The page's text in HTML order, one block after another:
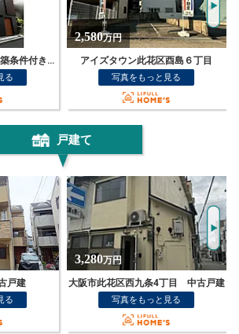
島６丁目
る
4,580万円
大阪市此花区酉島６丁目売土地
写真をもっと見る
戸建て
目 中古戸建
る
1,080万円
西九条1丁目 中古戸建
写真をもっと見る